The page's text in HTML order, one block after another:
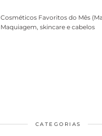
Cosméticos Favoritos do Mês
Maquiagem, skincare e cabelos
CATEGORIAS